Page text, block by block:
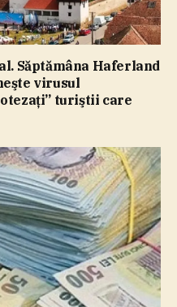
Săptămâna Haferland
virusul
turiştii care